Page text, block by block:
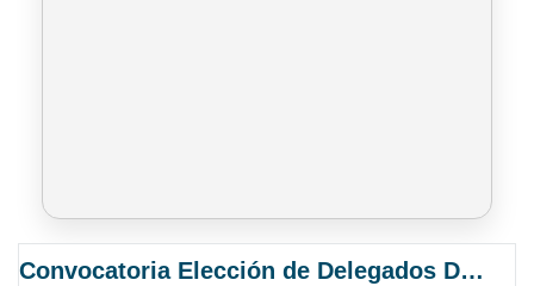
Convocatoria Elección de Delegados Docentes para el XIV Congreso Nacional de Universidades